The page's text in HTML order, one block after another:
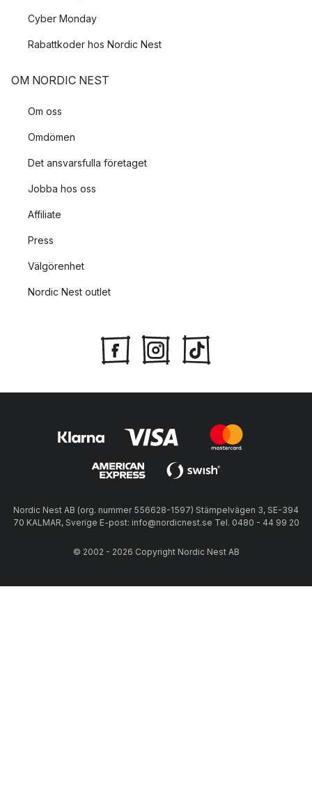
Cyber Monday
Rabattkoder hos Nordic Nest
OM NORDIC NEST
Om oss
Omdömen
Det ansvarsfulla företaget
Jobba hos oss
Affiliate
Press
Välgörenhet
Nordic Nest outlet
Nordic Nest AB (org. nummer 556628-1597) Stämpelvägen 3, SE-394
70 KALMAR, Sverige E-post: info@nordicnest.se Tel. 0480 - 44 99 20
© 2002 - 2026 Copyright Nordic Nest AB